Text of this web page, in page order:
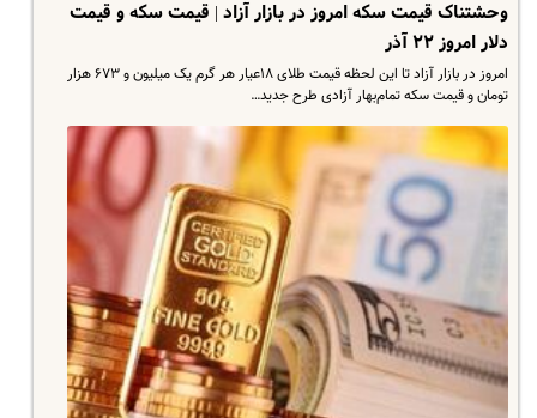
وحشتناک قیمت سکه امروز در بازار آزاد | قیمت سکه و قیمت
دلار امروز ۲۲ آذر
امروز در بازار آزاد تا این لحظه قیمت طلای ۱۸عیار هر گرم یک میلیون و ۶۷۳ هزار
تومان و قیمت سکه تمام‌بهار آزادی طرح جدید…